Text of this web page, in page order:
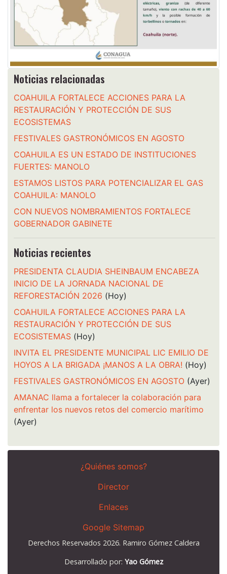
Noticias relacionadas
COAHUILA FORTALECE ACCIONES PARA LA
RESTAURACIÓN Y PROTECCIÓN DE SUS
ECOSISTEMAS
FESTIVALES GASTRONÓMICOS EN AGOSTO
COAHUILA ES UN ESTADO DE INSTITUCIONES
FUERTES: MANOLO
ESTAMOS LISTOS PARA POTENCIALIZAR EL GAS
COAHUILA: MANOLO
CON NUEVOS NOMBRAMIENTOS FORTALECE
GOBERNADOR GABINETE
Noticias recientes
PRESIDENTA CLAUDIA SHEINBAUM ENCABEZA
INICIO DE LA JORNADA NACIONAL DE
REFORESTACIÓN 2026 (Hoy)
COAHUILA FORTALECE ACCIONES PARA LA
RESTAURACIÓN Y PROTECCIÓN DE SUS
ECOSISTEMAS (Hoy)
INVITA EL PRESIDENTE MUNICIPAL LIC EMILIO DE
HOYOS A LA BRIGADA ¡MANOS A LA OBRA! (Hoy)
FESTIVALES GASTRONÓMICOS EN AGOSTO (Ayer)
AMANAC llama a fortalecer la colaboración para
enfrentar los nuevos retos del comercio marítimo
(Ayer)
¿Quiénes somos?
Director
Enlaces
Google Sitemap
Derechos Reservados 2026. Ramiro Gómez Caldera
Desarrollado por: Yao Gómez